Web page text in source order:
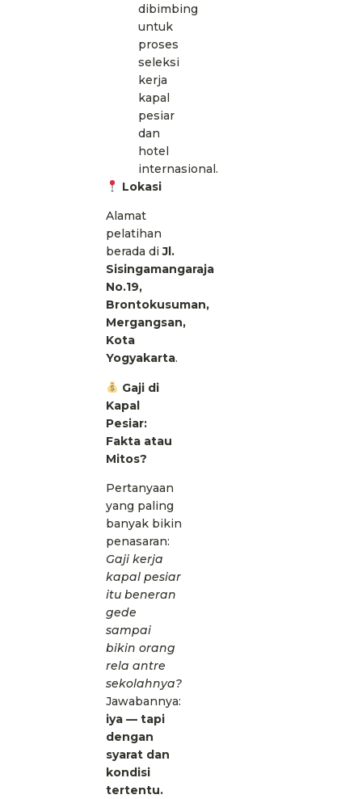
dibimbing
untuk
proses
seleksi
kerja
kapal
pesiar
dan
hotel
internasional.
Lokasi
Alamat
pelatihan
berada diJl.
Sisingamangaraja
No.19,
Brontokusuman,
Mergangsan,
Kota
Yogyakarta.
Gaji di
Kapal
Pesiar:
Fakta atau
Mitos?
Pertanyaan
yang paling
banyak bikin
penasaran:
Gaji kerja
kapal pesiar
itu beneran
gede
sampai
bikin orang
rela antre
sekolahnya?
Jawabannya:
iya — tapi
dengan
syarat dan
kondisi
tertentu.